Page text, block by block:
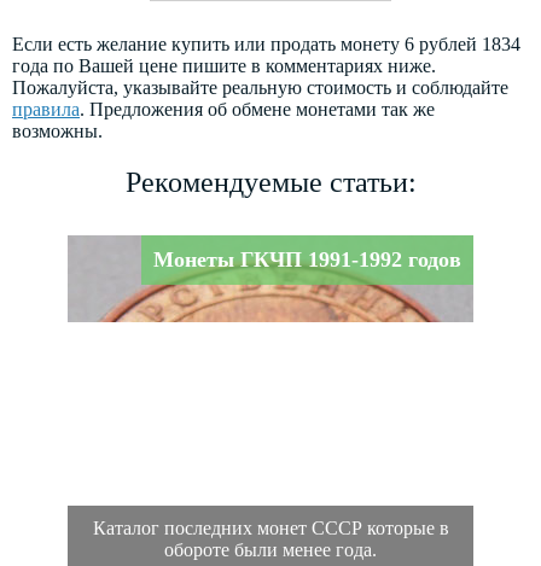
Если есть желание купить или продать монету 6 рублей 1834
года по Вашей цене пишите в комментариях ниже.
Пожалуйста, указывайте реальную стоимость и соблюдайте
правила. Предложения об обмене монетами так же
возможны.
Рекомендуемые статьи:
Монеты ГКЧП 1991-1992 годов
Каталог последних монет СССР которые в
обороте были менее года.